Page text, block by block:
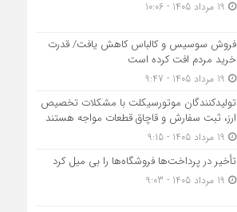
فروش سوسیس و کالباس کاهش یافت/ قدرت
خرید مردم افت کرده است
تولیدکنندگان موتورسیکلت با مشکلات تخصیص
ارز، ثبت سفارش و قاچاق قطعات مواجه هستند
تأخیر در پرداخت‌ها فروشگاه‌ها را بی میل کرد